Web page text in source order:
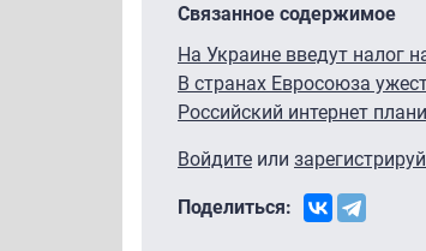
Связанное содержимое
На Украине введут налог
В странах Евросоюза
Российский интернет
Войдите или
Поделиться: